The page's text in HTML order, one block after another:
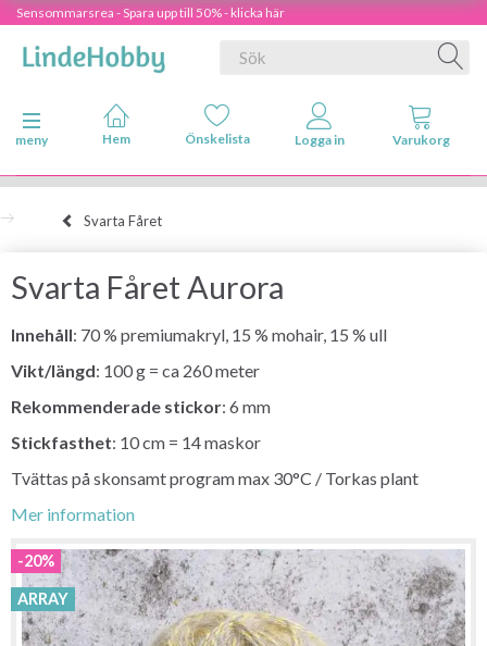
Sensommarsrea - Spara upp till 50% - klicka här
Ändra navigering
meny
Svarta Fåret
Svarta Fåret Aurora
Innehåll: 70 % premiumakryl, 15 % mohair, 15 % ull
Vikt/längd: 100 g = ca 260 meter
Rekommenderade stickor: 6 mm
Stickfasthet: 10 cm = 14 maskor
Tvättas på skonsamt program max 30°C / Torkas plant
Mer information
-20%
ARRAY